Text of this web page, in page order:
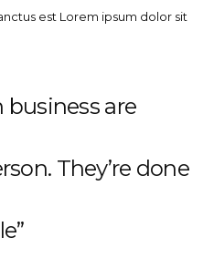
est Lorem ipsum dolor sit
business are
They’re done